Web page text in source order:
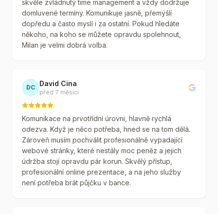
skvěle zvládnutý time management a vždy dodržuje
domluvené termíny. Komunikuje jasně, přemýšlí
dopředu a často myslí i za ostatní. Pokud hledáte
někoho, na koho se můžete opravdu spolehnout,
Milan je velmi dobrá volba.
DC David Cina
před 7 měsíci
Komunikace na prvotřídní úrovni, hlavně rychlá
odezva. Když je něco potřeba, hned se na tom dělá.
Zároveň musím pochválit profesionálně vypadající
webové stránky, které nestály moc peněz a jejich
údržba stojí opravdu pár korun. Skvělý přístup,
profesionální online prezentace, a na jeho služby
není potřeba brát půjčku v bance.